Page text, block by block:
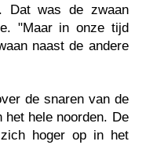
Dat was de zwaan
"Maar in onze tijd
naast de andere
de snaren van de
het hele noorden. De
hoger op in het